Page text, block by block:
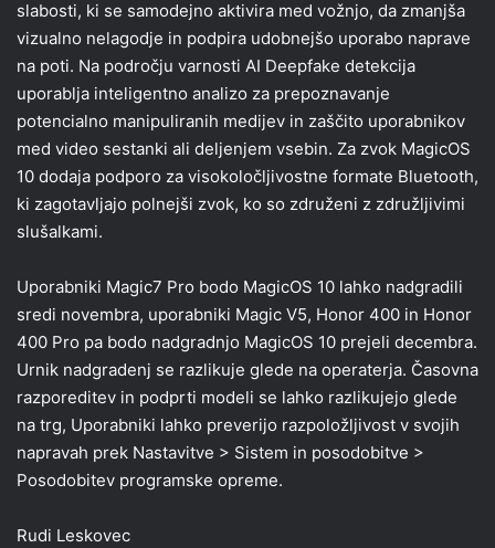
slabosti, ki se samodejno aktivira med vožnjo, da zmanjša
vizualno nelagodje in podpira udobnejšo uporabo naprave
na poti. Na področju varnosti AI Deepfake detekcija
uporablja inteligentno analizo za prepoznavanje
potencialno manipuliranih medijev in zaščito uporabnikov
med video sestanki ali deljenjem vsebin. Za zvok MagicOS
10 dodaja podporo za visokoločljivostne formate Bluetooth,
ki zagotavljajo polnejši zvok, ko so združeni z združljivimi
slušalkami.
Uporabniki Magic7 Pro bodo MagicOS 10 lahko nadgradili
sredi novembra, uporabniki Magic V5, Honor 400 in Honor
400 Pro pa bodo nadgradnjo MagicOS 10 prejeli decembra.
Urnik nadgradenj se razlikuje glede na operaterja. Časovna
razporeditev in podprti modeli se lahko razlikujejo glede
na trg, Uporabniki lahko preverijo razpoložljivost v svojih
napravah prek Nastavitve > Sistem in posodobitve >
Posodobitev programske opreme.
Rudi Leskovec